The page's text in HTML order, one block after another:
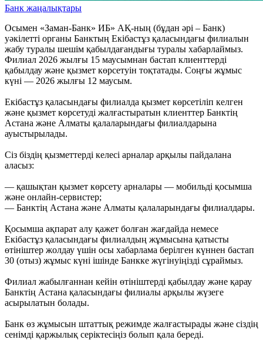
Банк жаңалықтары
Осымен «Заман-Банк» ИБ» АҚ-ның (бұдан әрі – Банк)
уәкілетті органы Банктың Екібастұз қаласындағы филиалын
жабу туралы шешім қабылдағандығы туралы хабарлаймыз.
Филиал 2026 жылғы 15 маусымнан бастап клиенттерді
қабылдау және қызмет көрсетуін тоқтатады. Соңғы жұмыс
күні — 2026 жылғы 12 маусым.
Екібастұз қаласындағы филиалда қызмет көрсетіліп келген
және қызмет көрсетуді жалғастыратын клиенттер Банктің
Астана және Алматы қалаларындағы филиалдарына
ауыстырылады.
Сіз біздің қызметтерді келесі арналар арқылы пайдалана
аласыз:
— қашықтан қызмет көрсету арналары — мобильді қосымша
және онлайн-сервистер;
— Банктің Астана және Алматы қалаларындағы филиалдары.
Қосымша ақпарат алу қажет болған жағдайда немесе
Екібастұз қаласындағы филиалдың жұмысына қатысты
өтініштер жолдау үшін осы хабарлама берілген күннен бастап
30 (отыз) жұмыс күні ішінде Банкке жүгінуіңізді сұраймыз.
Филиал жабылғаннан кейін өтініштерді қабылдау және қарау
Банктің Астана қаласындағы филиалы арқылы жүзеге
асырылатын болады.
Банк өз жұмысын штаттық режимде жалғастырады және сіздің
сенімді қаржылық серіктесіңіз болып қала береді.